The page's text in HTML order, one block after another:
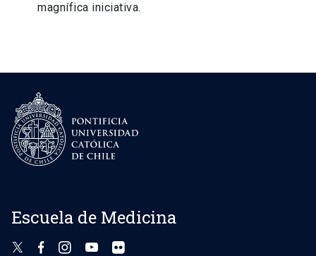
magnífica iniciativa.
Escuela de Medicina